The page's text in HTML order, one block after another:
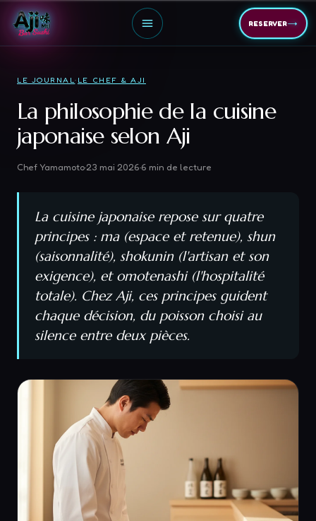
RESERVER→
LE JOURNAL· LE CHEF & AJI
La philosophie de la cuisine
japonaise selon Aji
Chef Yamamoto·23 mai 2026·6 min de lecture
La cuisine japonaise repose sur quatre
principes : ma (espace et retenue), shun
(saisonnalité), shokunin (l'artisan et son
exigence), et omotenashi (l'hospitalité
totale). Chez Aji, ces principes guident
chaque décision, du poisson choisi au
silence entre deux pièces.